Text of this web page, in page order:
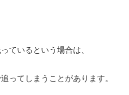
ているという場合は、
ってしまうことがあります。